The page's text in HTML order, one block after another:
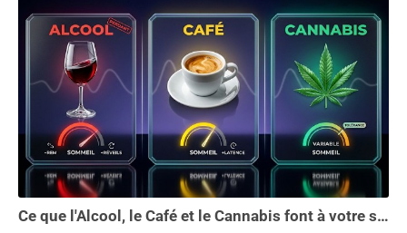
Ce que l'Alcool, le Café et le Cannabis font à votre sommeil vous choquera